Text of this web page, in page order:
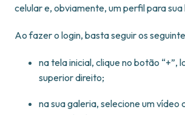
celular e, obviamente, um perfil para
Ao fazer o login, basta seguir os
na tela inicial, clique no botão “+”,
superior direito;
na sua galeria, selecione um vídeo